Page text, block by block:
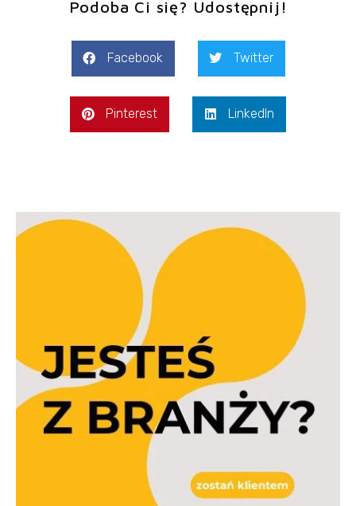
Podoba Ci się? Udostępnij!
Facebook Twitter
Pinterest LinkedIn